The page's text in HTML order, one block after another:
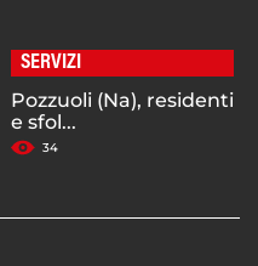
SERVIZI
Pozzuoli (Na), residenti
e sfol...
34